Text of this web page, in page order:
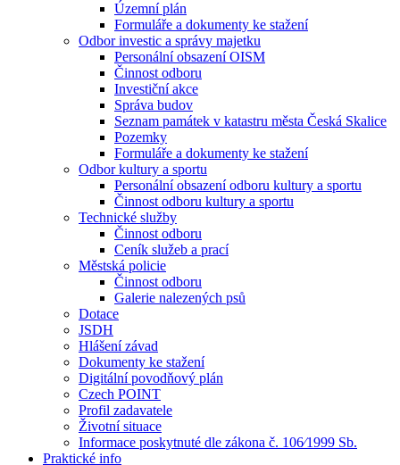
Územní plán
Formuláře a dokumenty ke stažení
Odbor investic a správy majetku
Personální obsazení OISM
Činnost odboru
Investiční akce
Správa budov
Seznam památek v katastru města Česká Skalice
Pozemky
Formuláře a dokumenty ke stažení
Odbor kultury a sportu
Personální obsazení odboru kultury a sportu
Činnost odboru kultury a sportu
Technické služby
Činnost odboru
Ceník služeb a prací
Městská policie
Činnost odboru
Galerie nalezených psů
Dotace
JSDH
Hlášení závad
Dokumenty ke stažení
Digitální povodňový plán
Czech POINT
Profil zadavatele
Životní situace
Informace poskytnuté dle zákona č. 106⁄1999 Sb.
Praktické info